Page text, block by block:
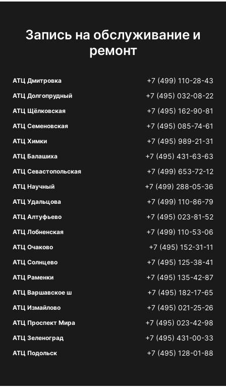
Запись на обслуживание и
ремонт
АТЦ Дмитровка +7 (499) 110-28-43
АТЦ Долгопрудный +7 (495) 032-08-22
АТЦ Щёлковская +7 (495) 162-90-81
АТЦ Семеновская +7 (495) 085-74-61
АТЦ Химки +7 (495) 989-21-31
АТЦ Балашиха +7 (495) 431-63-63
АТЦ Севастопольская +7 (499) 653-72-12
АТЦ Научный +7 (499) 288-05-36
АТЦ Удальцова +7 (499) 110-86-79
АТЦ Алтуфьево +7 (495) 023-81-52
АТЦ Лобненская +7 (499) 110-53-06
АТЦ Очаково +7 (495) 152-31-11
АТЦ Солнцево +7 (495) 125-38-41
АТЦ Раменки +7 (495) 135-42-87
АТЦ Варшавское ш +7 (495) 182-17-65
АТЦ Измайлово +7 (495) 021-25-26
АТЦ Проспект Мира +7 (495) 023-42-98
АТЦ Зеленоград +7 (495) 431-00-33
АТЦ Подольск +7 (495) 128-01-88